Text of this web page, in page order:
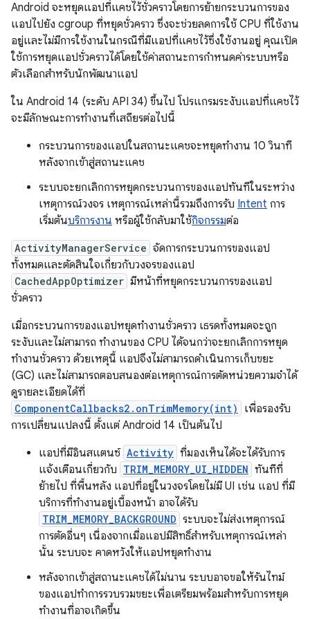
Android จะหยุดแอปที่แคชไว้ชั่วคราวโดยการย้ายกระบวนการของ
แอปไปยัง cgroup ที่หยุดชั่วคราว ซึ่งจะช่วยลดการใช้ CPU ที่ใช้งาน
อยู่และไม่มีการใช้งานในกรณีที่มีแอปที่แคชไว้ซึ่งใช้งานอยู่ คุณเปิด
ใช้การหยุดแอปชั่วคราวได้โดยใช้ค่าสถานะการกำหนดค่าระบบหรือ
ตัวเลือกสำหรับนักพัฒนาแอป
ใน Android 14 (ระดับ API 34) ขึ้นไป โปรแกรมระงับแอปที่แคชไว้
จะมีลักษณะการทำงานที่เสถียรต่อไปนี้
กระบวนการของแอปในสถานะแคชจะหยุดทำงาน 10 วินาที
หลังจากเข้าสู่สถานะแคช
ระบบจะยกเลิกการหยุดกระบวนการของแอปทันทีในระหว่าง
เหตุการณ์วงจร เหตุการณ์เหล่านี้รวมถึงการรับ Intent การ
เริ่มต้นบริการงาน หรือผู้ใช้กลับมาใช้กิจกรรมต่อ
ActivityManagerService จัดการกระบวนการของแอป
ทั้งหมดและตัดสินใจเกี่ยวกับวงจรของแอป
CachedAppOptimizer มีหน้าที่หยุดกระบวนการของแอป
ชั่วคราว
เมื่อกระบวนการของแอปหยุดทำงานชั่วคราว เธรดทั้งหมดจะถูก
ระงับและไม่สามารถ ทำงานของ CPU ได้จนกว่าจะยกเลิกการหยุด
ทำงานชั่วคราว ด้วยเหตุนี้ แอปจึงไม่สามารถดำเนินการเก็บขยะ
(GC) และไม่สามารถตอบสนองต่อเหตุการณ์การตัดหน่วยความจำได้
ดูรายละเอียดได้ที่
ComponentCallbacks2.onTrimMemory(int)
เพื่อรองรับ
การเปลี่ยนแปลงนี้ ตั้งแต่ Android 14 เป็นต้นไป
แอปที่มีอินสแตนซ์ Activity ที่มองเห็นได้จะได้รับการ
แจ้งเตือนเกี่ยวกับ TRIM_MEMORY_UI_HIDDEN ทันทีที่
ย้ายไป ที่พื้นหลัง แอปที่อยู่ในวงจรโดยไม่มี UI เช่น แอป ที่มี
บริการที่ทำงานอยู่เบื้องหน้า อาจได้รับ
TRIM_MEMORY_BACKGROUND ระบบจะไม่ส่งเหตุการณ์
การตัดอื่นๆ เนื่องจากเมื่อแอปมีสิทธิ์สำหรับเหตุการณ์เหล่า
นั้น ระบบจะ คาดหวังให้แอปหยุดทำงาน
หลังจากเข้าสู่สถานะแคชได้ไม่นาน ระบบอาจขอให้รันไทม์
ของแอปทำการรวบรวมขยะเพื่อเตรียมพร้อมสำหรับการหยุด
ทำงานที่อาจเกิดขึ้น